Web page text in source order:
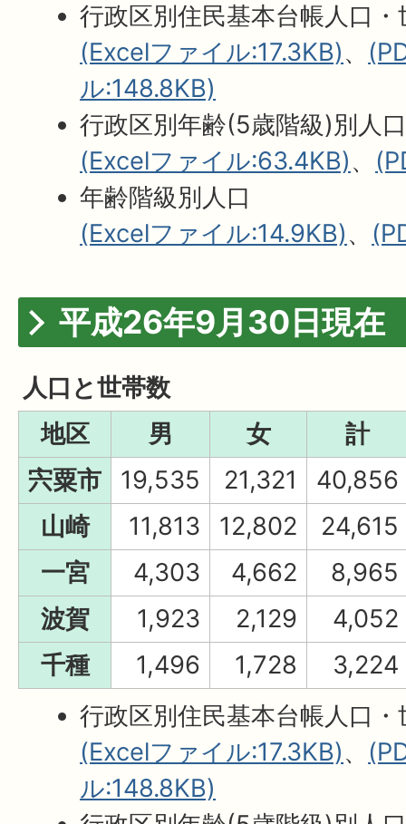
行政区別住民基本台帳人口・
(Excelファイル:17.3KB)、
ル:148.8KB)
行政区別年齢(5歳階級)別人
(Excelファイル:63.4KB)、
年齢階級別人口
(Excelファイル:14.9KB)、
平成26年9月30日現在
人口と世帯数
地区
男 女
計
宍粟市
19,535 21,321
40,856
山崎
11,813 12,802
24,615
一宮
4,303 4,662
8,965
波賀
1,923 2,129
4,052
千種
1,496 1,728
3,224
行政区別住民基本台帳人口・
(Excelファイル:17.3KB)、
ル:148.8KB)